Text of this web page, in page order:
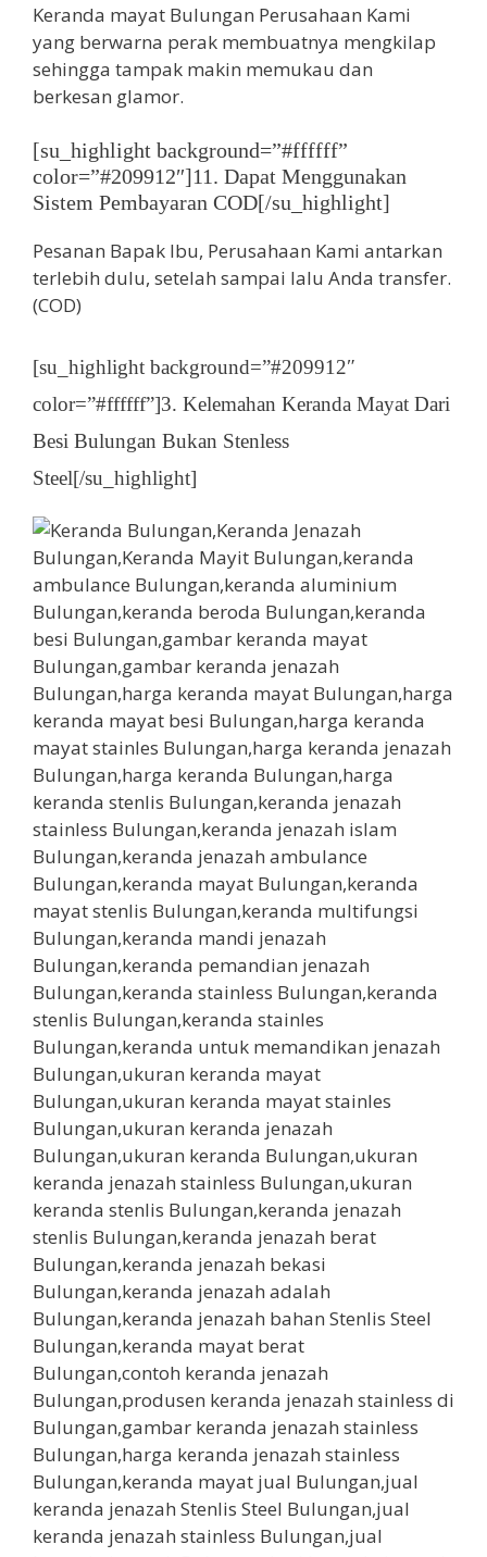
Keranda mayat Bulungan Perusahaan Kami
yang berwarna perak membuatnya mengkilap
sehingga tampak makin memukau dan
berkesan glamor.
[su_highlight background=”#ffffff”
color=”#209912″]11. Dapat Menggunakan
Sistem Pembayaran COD[/su_highlight]
Pesanan Bapak Ibu, Perusahaan Kami antarkan
terlebih dulu, setelah sampai lalu Anda transfer.
(COD)
[su_highlight background=”#209912″
color=”#ffffff”]3. Kelemahan Keranda Mayat Dari
Besi Bulungan Bukan Stenless
Steel[/su_highlight]